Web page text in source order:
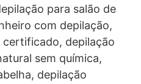
para salão de
com depilação,
depilação
sem química,
depilação